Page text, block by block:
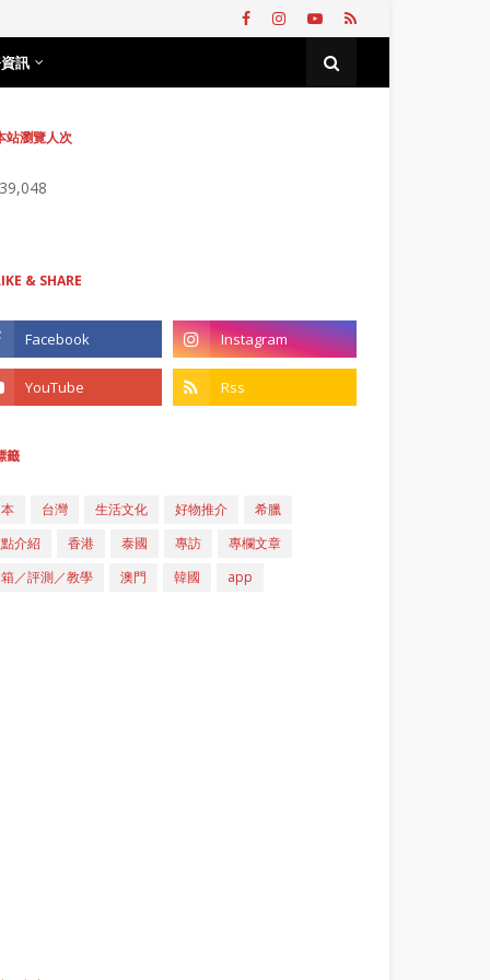
訊
站瀏覽人次
& SHARE
籤
台灣 生活文化 好物推介
希臘
介紹
香港 泰國 專訪
專欄文章
／評測／教學
澳門 韓國 app